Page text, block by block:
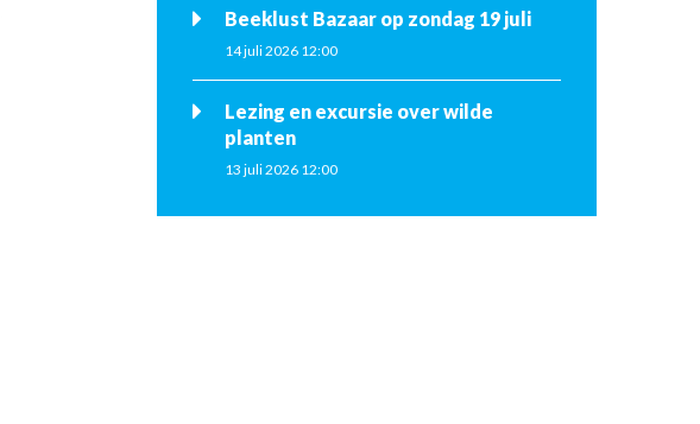
Beeklust Bazaar op zondag 19 juli
14 juli 2026 12:00
Lezing en excursie over wilde
planten
13 juli 2026 12:00